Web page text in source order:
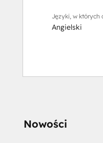
Języki, w których
Angielski
Nowości